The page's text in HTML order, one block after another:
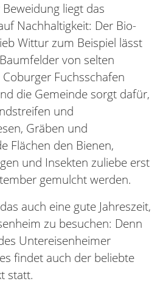
liegt das
Nachhaltigkeit: Der Bio-
Wittur zum Beispiel lässt
von selten
Fuchsschafen
die Gemeinde sorgt dafür,
und
Gräben und
Flächen den Bienen,
und Insekten zuliebe erst
gemulcht werden.
auch eine gute Jahreszeit,
zu besuchen: Denn
Untereisenheimer
findet auch der beliebte
statt.